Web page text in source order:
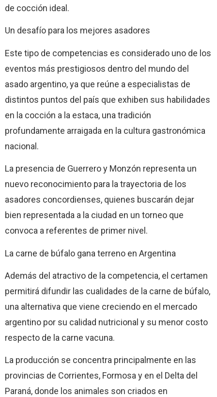
de cocción ideal.
Un desafío para los mejores asadores
Este tipo de competencias es considerado uno de los
eventos más prestigiosos dentro del mundo del
asado argentino, ya que reúne a especialistas de
distintos puntos del país que exhiben sus habilidades
en la cocción a la estaca, una tradición
profundamente arraigada en la cultura gastronómica
nacional.
La presencia de Guerrero y Monzón representa un
nuevo reconocimiento para la trayectoria de los
asadores concordienses, quienes buscarán dejar
bien representada a la ciudad en un torneo que
convoca a referentes de primer nivel.
La carne de búfalo gana terreno en Argentina
Además del atractivo de la competencia, el certamen
permitirá difundir las cualidades de la carne de búfalo,
una alternativa que viene creciendo en el mercado
argentino por su calidad nutricional y su menor costo
respecto de la carne vacuna.
La producción se concentra principalmente en las
provincias de Corrientes, Formosa y en el Delta del
Paraná, donde los animales son criados en